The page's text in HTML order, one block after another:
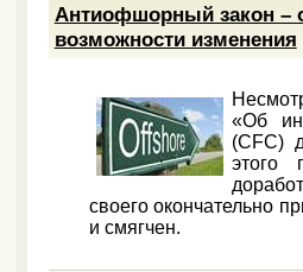
Антиофшорный закон –
возможности изменения
«Об
(CFC)
этого
своего окончательно
и смягчен.